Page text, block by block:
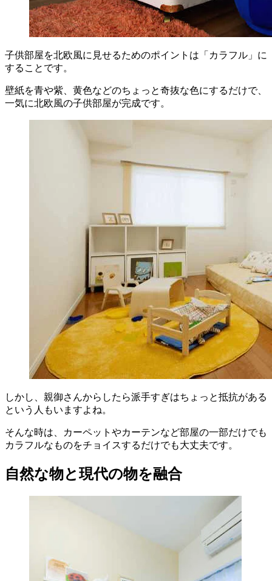
子供部屋を北欧風に見せるためのポイントは「カラフル」に
することです。
壁紙を青や紫、黄色などのちょっと奇抜な色にするだけで、
一気に北欧風の子供部屋が完成です。
しかし、親御さんからしたら派手すぎはちょっと抵抗がある
という人もいますよね。
そんな時は、カーペットやカーテンなど部屋の一部だけでも
カラフルなものをチョイスするだけでも大丈夫です。
自然な物と現代の物を融合